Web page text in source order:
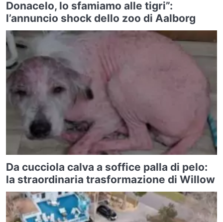
Donacelo, lo sfamiamo alle tigri”:
l’annuncio shock dello zoo di Aalborg
Da cucciola calva a soffice palla di pelo:
la straordinaria trasformazione di Willow